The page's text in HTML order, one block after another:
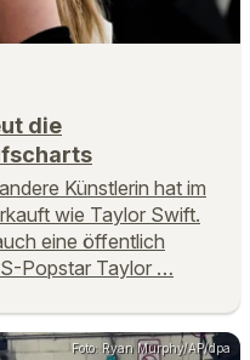
die
Künstlerin hat im
wie Taylor Swift.
eine öffentlich
Popstar Taylor …
Foto: Ryan Murphy/AP/dpa